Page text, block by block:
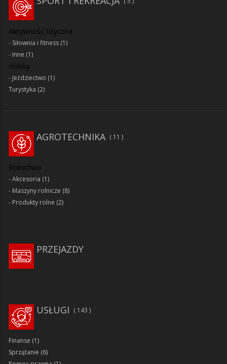
Aktywność fizyczna
Siłownia i fitness (1)
Inne (1)
Hobby
Jeździectwo (1)
Turystyka (2)
AGROTECHNIKA 11
Rolnictwo
Akcesoria (1)
Maszyny rolnicze (8)
Produkty rolne (2)
PRZEJAZDY
143
USŁUGI
Finanse (1)
Sprzątanie (6)